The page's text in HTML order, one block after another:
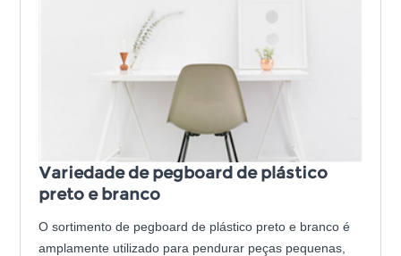
Variedade de pegboard de plástico
preto e branco
O sortimento de pegboard de plástico preto e branco é
amplamente utilizado para pendurar peças pequenas,